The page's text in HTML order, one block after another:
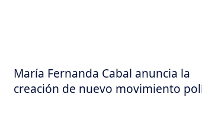
María Fernanda Cabal anuncia la
creación de nuevo movimiento